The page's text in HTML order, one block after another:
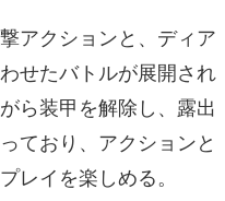
アクションと、ディア
せたバトルが展開され
ら装甲を解除し、露出
ており、アクションと
レイを楽しめる。